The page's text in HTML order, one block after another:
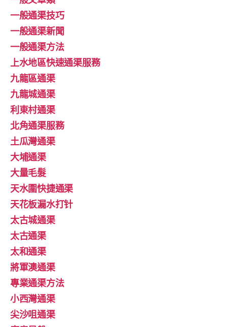
一般通渠技巧
一般通渠新聞
一般通渠方法
上水地區快速通渠服務
九龍區通渠
九龍城通渠
利東村通渠
北角通渠服務
土瓜灣通渠
大埔通渠
大量毛髮
天水圍快捷通渠
天花板漏水打针
太古城通渠
太古通渠
太和通渠
將軍澳通渠
專業通渠方法
小西灣通渠
尖沙咀通渠